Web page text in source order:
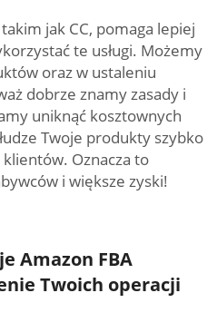
jak CC, pomaga lepiej
te usługi. Możemy
oraz w ustaleniu
dobrze znamy zasady i
uniknąć kosztownych
Twoje produkty szybko
Oznacza to
i większe zyski!
Amazon FBA
Twoich operacji